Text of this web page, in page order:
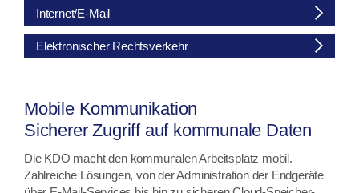
Internet/E-Mail
Elektronischer Rechtsverkehr
Mobile Kommunikation
Sicherer Zugriff auf kommunale Daten
Die KDO macht den kommunalen Arbeitsplatz mobil.
Zahlreiche Lösungen, von der Administration der Endgeräte